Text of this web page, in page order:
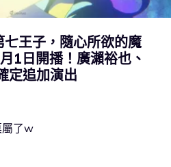
王子，隨心所欲的魔
1日開播！廣瀨裕也、
定追加演出
屬了w